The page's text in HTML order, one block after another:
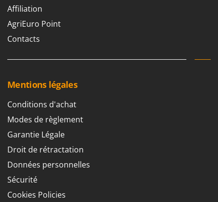
Affiliation
AgriEuro Point
Contacts
Mentions légales
Conditions d'achat
Modes de règlement
Garantie Légale
Droit de rétractation
Données personnelles
Sécurité
Cookies Policies